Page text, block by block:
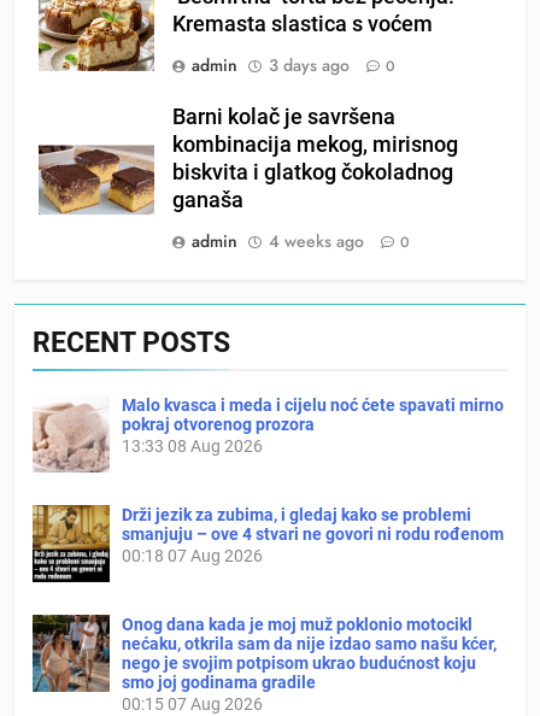
Kremasta slastica s voćem
admin
3 days ago 0
Barni kolač je savršena
kombinacija mekog, mirisnog
biskvita i glatkog čokoladnog
ganaša
admin
4 weeks ago 0
RECENT POSTS
Malo kvasca i meda i cijelu noć ćete spavati mirno
pokraj otvorenog prozora
13:33 08 Aug 2026
Drži jezik za zubima, i gledaj kako se problemi
smanjuju – ove 4 stvari ne govori ni rodu rođenom
00:18 07 Aug 2026
Onog dana kada je moj muž poklonio motocikl
nećaku, otkrila sam da nije izdao samo našu kćer,
nego je svojim potpisom ukrao budućnost koju
smo joj godinama gradile
00:1507 Aug 2026